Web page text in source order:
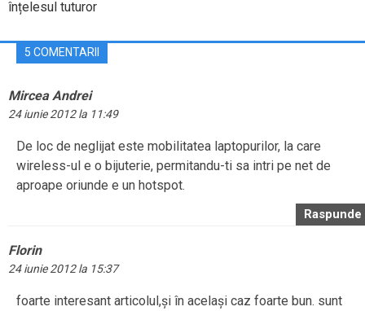
înțelesul tuturor
5 COMENTARII
Mircea Andrei
24 iunie 2012 la 11:49
De loc de neglijat este mobilitatea laptopurilor, la care
wireless-ul e o bijuterie, permitandu-ti sa intri pe net de
aproape oriunde e un hotspot.
Raspunde
Florin
24 iunie 2012 la 15:37
foarte interesant articolul,și în același caz foarte bun. sunt